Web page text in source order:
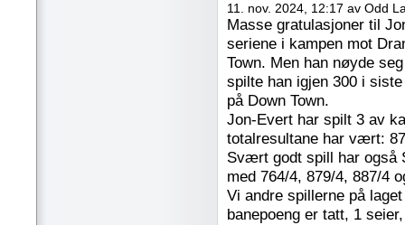
11. nov. 2024, 12:17 av Odd
Masse gratulasjoner til
seriene i kampen mot
Town. Men han nøyde
spilte han igjen 300 i
på Down Town.
Jon-Evert har spilt 3 av
totalresultane har vært:
Svært godt spill har også
med 764/4, 879/4, 887/4
Vi andre spillerne på
banepoeng er tatt, 1